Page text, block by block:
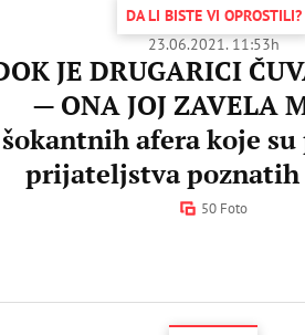
DA LI BISTE VI OPROSTILI?
23.06.2021. 11:53h
JE DRUGARICI
— ONA JOJ ZAVELA
šokantnih afera koje
prijateljstva
50 Foto